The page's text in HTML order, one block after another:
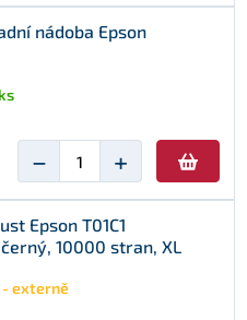
nádoba Epson
− +
Epson T01C1
černý, 10000 stran, XL
- externě